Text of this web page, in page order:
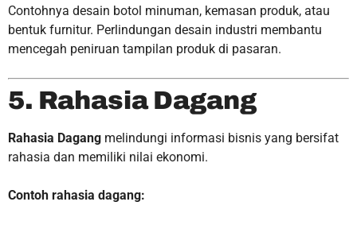
Contohnya desain botol minuman, kemasan produk, atau
bentuk furnitur. Perlindungan desain industri membantu
mencegah peniruan tampilan produk di pasaran.
5. Rahasia Dagang
Rahasia Dagang melindungi informasi bisnis yang bersifat
rahasia dan memiliki nilai ekonomi.
Contoh rahasia dagang: